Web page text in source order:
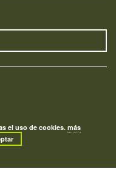
el uso de cookies.más